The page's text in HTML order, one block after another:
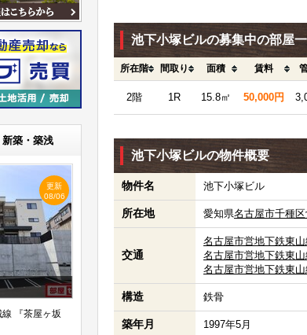
築・築浅
更新
08/06
『茶屋ヶ坂
池下小塚ビルの募集中の部屋
所在階 間取り 面積 賃料
2階 1R 15.8㎡ 50,000円
池下小塚ビルの物件概要
物件名 池下小塚ビル
所在地 愛知県名古屋市千種区
交通
名古屋市営地下鉄東山
名古屋市営地下鉄東山
名古屋市営地下鉄東山
構造 鉄骨
築年月 1997年5月